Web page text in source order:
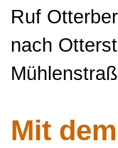
Ruf
nach
Mit